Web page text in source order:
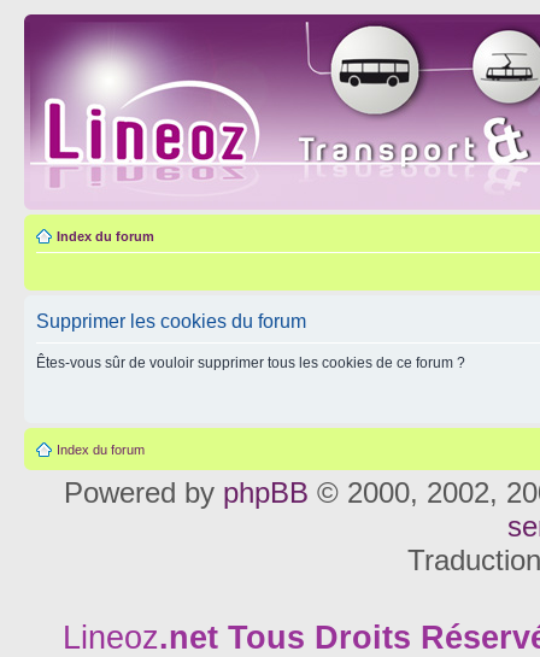
Index du forum
Supprimer les cookies du forum
Êtes-vous sûr de vouloir supprimer tous les cookies de ce forum ?
Index du forum
Powered by phpBB © 2000, 2002,
Lineoz.net Tous Droits